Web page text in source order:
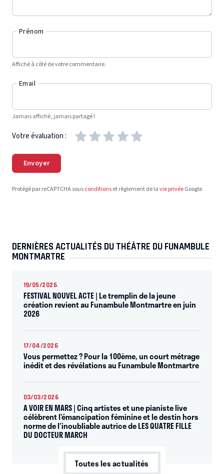
Prénom
Affiché à côté de votre commentaire.
Email
Jamais affiché, jamais partagé !
Votre évaluation :
Envoyer
Protégé par reCAPTCHA sousconditionset règlement de lavie privéeGoogle.
DERNIÈRES ACTUALITÉS DU THÉÂTRE DU FUNAMBULE
MONTMARTRE
19/05/2026
FESTIVAL NOUVEL ACTE | Le tremplin de la jeune
création revient au Funambule Montmartre en juin
2026
17/04/2026
Vous permettez ? Pour la 100ème, un court métrage
inédit et des révélations au Funambule Montmartre
03/03/2026
A VOIR EN MARS | Cinq artistes et une pianiste live
célèbrent l’émancipation féminine et le destin hors
norme de l'inoubliable autrice de LES QUATRE FILLE
DU DOCTEUR MARCH
Toutes les actualités